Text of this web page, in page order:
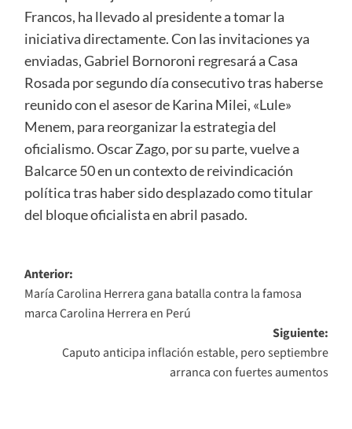
Francos, ha llevado al presidente a tomar la
iniciativa directamente. Con las invitaciones ya
enviadas, Gabriel Bornoroni regresará a Casa
Rosada por segundo día consecutivo tras haberse
reunido con el asesor de Karina Milei, «Lule»
Menem, para reorganizar la estrategia del
oficialismo. Oscar Zago, por su parte, vuelve a
Balcarce 50 en un contexto de reivindicación
política tras haber sido desplazado como titular
del bloque oficialista en abril pasado.
Navegación
de
entradas
Anterior:
María Carolina Herrera gana batalla contra la famosa
marca Carolina Herrera en Perú
Siguiente:
Caputo anticipa inflación estable, pero septiembre
arranca con fuertes aumentos